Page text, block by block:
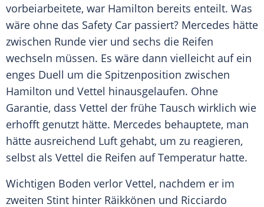
vorbeiarbeitete, war Hamilton bereits enteilt. Was
wäre ohne das Safety Car passiert? Mercedes hätte
zwischen Runde vier und sechs die Reifen
wechseln müssen. Es wäre dann vielleicht auf ein
enges Duell um die Spitzenposition zwischen
Hamilton und Vettel hinausgelaufen. Ohne
Garantie, dass Vettel der frühe Tausch wirklich wie
erhofft genutzt hätte. Mercedes behauptete, man
hätte ausreichend Luft gehabt, um zu reagieren,
selbst als Vettel die Reifen auf Temperatur hatte.
Wichtigen Boden verlor Vettel, nachdem er im
zweiten Stint hinter Räikkönen und Ricciardo